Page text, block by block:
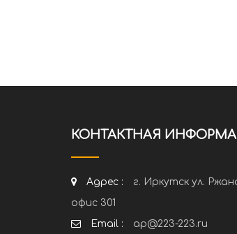
КОНТАКТНАЯ
Адрес :
г. Иркутск ул.
офис 301
Email :
ap@223-223.ru